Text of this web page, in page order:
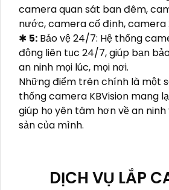
camera quan sát ban đêm,
nước, camera cố định, camera
✱ 5: Bảo vệ 24/7: Hệ thống
động liên tục 24/7, giúp bạn
an ninh mọi lúc, mọi nơi.
Những điểm trên chính là một
thống camera KBVision mang
giúp họ yên tâm hơn về an
sản của mình.
DỊCH VỤ LẮP